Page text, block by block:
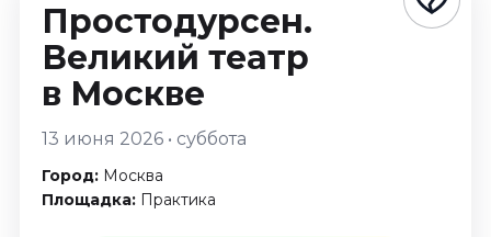
Ноябрь 2026
Декабрь 2026
Январь 2027
Сентябрь 2026
Простодурсен.
Великий театр
в Москве
13 июня 2026 • суббота
Город: Москва
Площадка: Практика